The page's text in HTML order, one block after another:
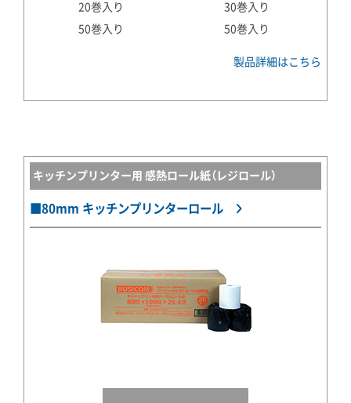
20巻入り
50巻入り
30巻入り
50巻入り
製品詳細はこちら
キッチンプリンター用 感熱ロール紙（レジロール）
■80mm キッチンプリンターロール